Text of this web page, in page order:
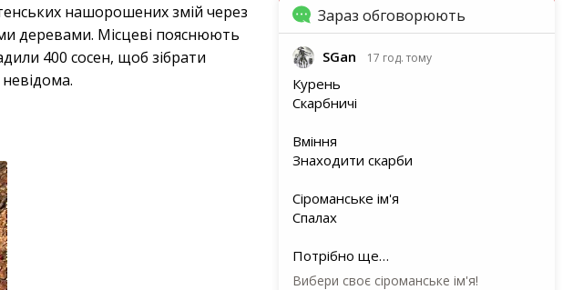
нашорошених змій через
деревами. Місцеві пояснюють
400 сосен, щоб зібрати
Зараз обговорюють
SGan 17 год. тому
Курень
Скарбничі
Вміння
Знаходити скарби
Сіроманське ім'я
Спалах
Потрібно ще…
Вибери своє сіроманське ім'я!